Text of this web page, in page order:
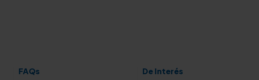
FAQs De Interés